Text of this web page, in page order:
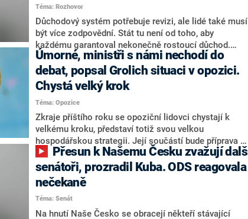
Téma: Rozhovor
Důchodový systém potřebuje revizi, ale lidé také musí
být více zodpovědní. Stát tu není od toho, aby
každému garantoval nekonečně rostoucí důchod.
Chybí tu nový systém a my ho představíme,řekl
hejtman Jihočeského kraje a předseda hnutí Naše
Česko Martin Kuba v rozhovoru pro CNN Prima NEWS.
V čele státu pak podle něj nemůže být člověk, který by
střetem zájmů omezoval čerpání financí a rozvoj,
dodal. Řešení u Andreje Babiše ale hodnotit nechtěl.
Úmorné, ministři s námi nechodí do
debat, popsal Grolich situaci v opozici.
Chystá velký krok
Téma: Opozice
Zkraje příštího roku se opoziční lidovci chystají k
velkému kroku, představí totiž svou velkou
hospodářskou strategii. Její součástí bude příprava na
stárnutí populace, řekl ve středu na setkání s novináři
nový předseda lidovců Jan Grolich. Ten zároveň v
senátních volbách kandiduje ve Vyškově. Popsal i
aktivitu opozice, o níž vládní strany nebo političtí
komentátoři mluví jako o slabé a v defenzivě. „Je to
úmorná práce upozorňovat na chyby vlády. Ministři s
senátoři, prozradil Kuba. ODS reagovala
nečekaně
Téma: Senát
Na hnutí Naše Česko se obracejí někteří stávající